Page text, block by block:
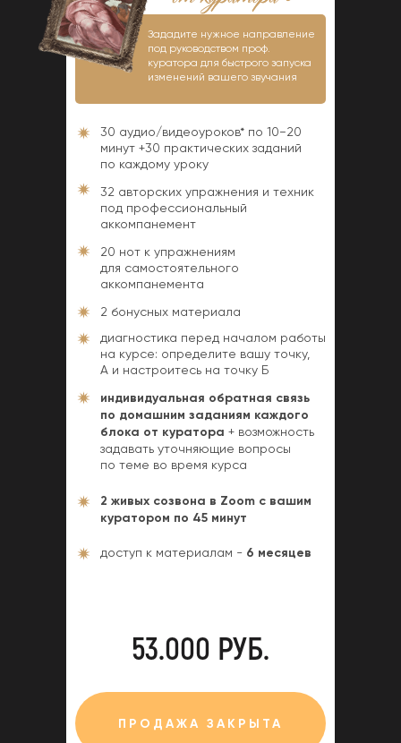
Зададите нужное направление
под руководством проф.
куратора для быстрого запуска
изменений вашего звучания
30 аудио/видеоуроков* по 10−20
минут +30 практических заданий
по каждому уроку
32 авторских упражнения и техник
под профессиональный
аккомпанемент
20 нот к упражнениям
для самостоятельного
аккомпанемента
2 бонусных материала
диагностика перед началом работы
на курсе: определите вашу точку,
А и настроитесь на точку Б
индивидуальная обратная связь
по домашним заданиям каждого
блока от куратора + возможность
задавать уточняющие вопросы
по теме во время курса
2 живых созвона в Zoom с вашим
куратором по 45 минут
53.000 РУБ.
ПРОДАЖА ЗАКРЫТА
доступ к материалам - 6 месяцев